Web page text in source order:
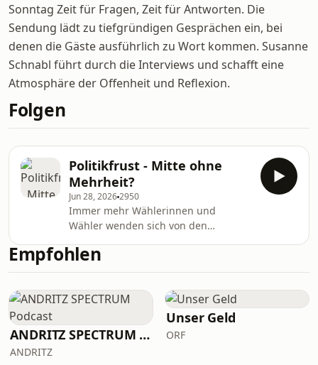
Sonntag Zeit für Fragen, Zeit für Antworten. Die
Sendung lädt zu tiefgründigen Gesprächen ein, bei
denen die Gäste ausführlich zu Wort kommen. Susanne
Schnabl führt durch die Interviews und schafft eine
Atmosphäre der Offenheit und Reflexion.
Folgen
Politikfrust - Mitte ohne
Mehrheit?
Jun 28, 20262950
Immer mehr Wählerinnen und
Wähler wenden sich von den
rechten oder teils linken Alternativen
zu. Am sichtbarsten ist das in der
Landeshauptmann Mario Kunasek
regiert, und sich KPÖ-
Bürgermeisterin Elke Kahr am
Empfohlen
ANDRITZ SPECTRUM Podcast
ANDRITZ
Unser Geld
ORF